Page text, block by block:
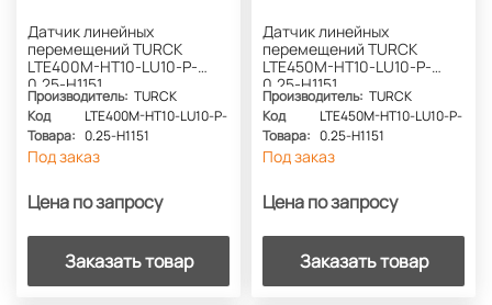
Датчик линейных
перемещений TURCK
LTE400M-HT10-LU10-P-
0.25-H1151
Производитель: TURCK
Код
Товара:
LTE400M-HT10-LU10-P-
0.25-H1151
Под заказ
Цена по запросу
Заказать товар
Датчик линейных
перемещений TURCK
LTE450M-HT10-LU10-P-
0.25-H1151
Производитель: TURCK
Код
Товара:
LTE450M-HT10-LU10-P-
0.25-H1151
Под заказ
Цена по запросу
Заказать товар